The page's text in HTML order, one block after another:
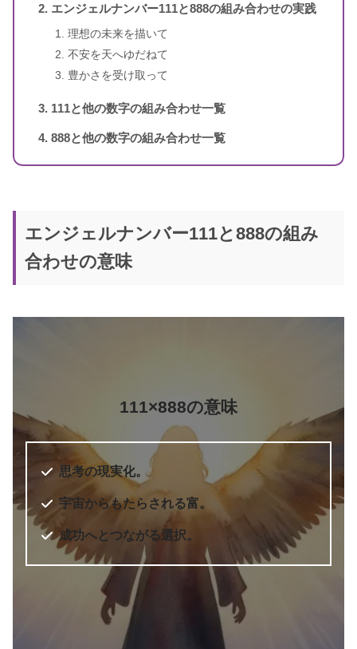
出版年 2007年1月
エンジェル・ナンバー 実践編 願い
奥野節子
出版社 ダイヤモンド社
出版年 2010年7月
4桁のエンジェルナンバー
6桁のエンジェルナンバー
エンジェルナンバー111と888の組み合わせの実践
理想の未来を描いて
不安を天へゆだねて
豊かさを受け取って
111と他の数字の組み合わせ一覧
888と他の数字の組み合わせ一覧
エンジェルナンバー111と888の組み
合わせの意味
111×888の意味
思考の現実化。
宇宙からもたらされる富。
成功へとつながる選択。